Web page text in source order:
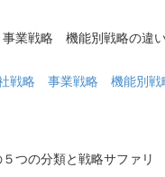
業戦略 機能別戦略の違
戦略 事業戦略 機能別戦
つの分類と戦略サファリ